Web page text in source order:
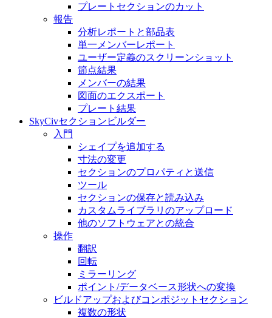
プレートセクションのカット
報告
分析レポートと部品表
単一メンバーレポート
ユーザー定義のスクリーンショット
節点結果
メンバーの結果
図面のエクスポート
プレート結果
SkyCivセクションビルダー
入門
シェイプを追加する
寸法の変​​更
セクションのプロパティと送信
ツール
セクションの保存と読み込み
カスタムライブラリのアップロード
他のソフトウェアとの統合
操作
翻訳
回転
ミラーリング
ポイント/データベース形状への変換
ビルドアップおよびコンポジットセクション
複数の形状